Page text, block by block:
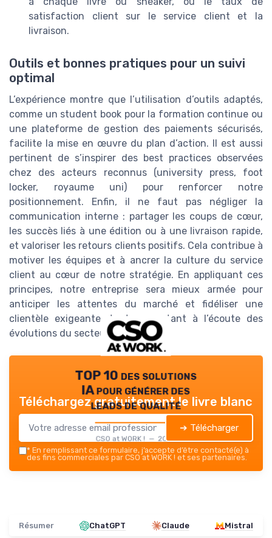
satisfaction client sur le service client et la
livraison.
Outils et bonnes pratiques pour un suivi
optimal
L’expérience montre que l’utilisation d’outils adaptés,
comme un student book pour la formation continue ou
une plateforme de gestion des paiements sécurisés,
facilite la mise en œuvre du plan d’action. Il est aussi
pertinent de s’inspirer des best practices observées
chez des acteurs reconnus (university press, foot
locker, royaume uni) pour renforcer notre
positionnement. Enfin, il ne faut pas négliger la
communication interne : partager les coups de cœur,
les succès liés à une édition ou à une livraison rapide,
et valoriser les retours clients positifs. Cela contribue à
motiver les équipes et à ancrer la culture du service
client au cœur de notre stratégie. En appliquant ces
principes, notre entreprise sera mieux armée pour
anticiper les attentes du marché et fidéliser une
clientèle exigeante, tout en restant à l’écoute des
évolutions du secteur.
TOP 10 des solutions
IA pour générer des
leads de qualité
CSO at WORK ! — 2026
Téléchargez gratuitement le livre blanc
➔ Télécharger
* En remplissant ce formulaire, j’accepte d’être contacté(e) à
des fins commerciales par CSO at WORK ! et ses partenaires.
Résumer ChatGPT Claude Mistral